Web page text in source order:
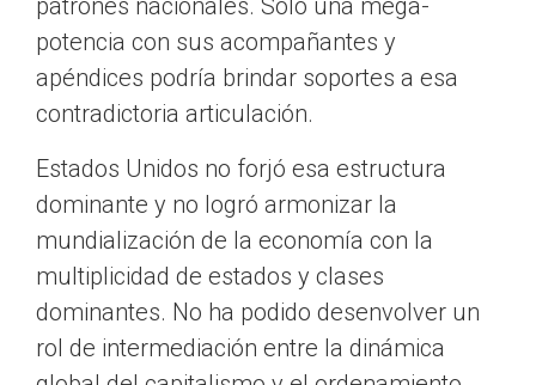
patrones nacionales. Sólo una mega-
potencia con sus acompañantes y
apéndices podría brindar soportes a esa
contradictoria articulación.
Estados Unidos no forjó esa estructura
dominante y no logró armonizar la
mundialización de la economía con la
multiplicidad de estados y clases
dominantes. No ha podido desenvolver un
rol de intermediación entre la dinámica